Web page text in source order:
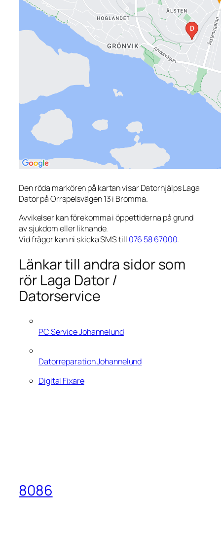
Den röda markören på kartan visar Datorhjälps Laga
Dator på Orrspelsvägen 13 i Bromma.
Avvikelser kan förekomma i öppettiderna på grund
av sjukdom eller liknande.
Vid frågor kan ni skicka SMS till 076 58 67000.
Länkar till andra sidor som
rör Laga Dator /
Datorservice
PC Service Johannelund
Datorreparation Johannelund
Digital Fixare
8086